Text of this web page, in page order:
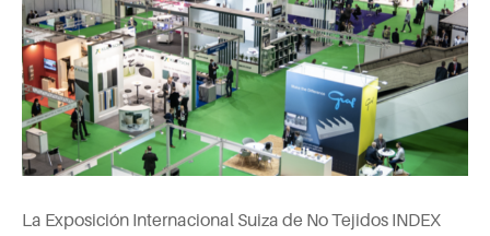
La Exposición Internacional Suiza de No Tejidos INDEX